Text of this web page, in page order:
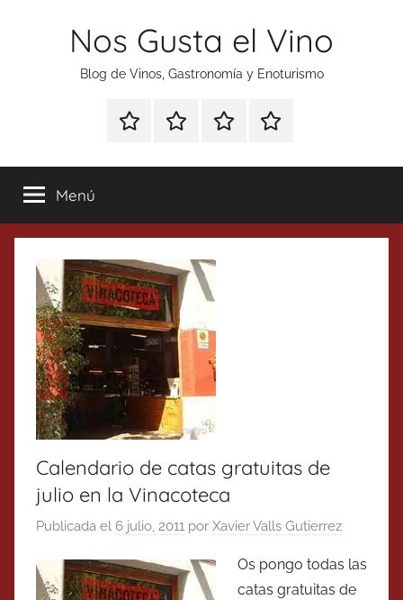
Nos Gusta el Vino
Blog de Vinos, Gastronomía y Enoturismo
Especial
Tonics
Enoturismo
Gastronomía
RankingContacto
Menú
Calendario de catas gratuitas de
julio en la Vinacoteca
Publicada el 6 julio, 2011 por Xavier Valls Gutierrez
Os pongo todas las
catas gratuitas de